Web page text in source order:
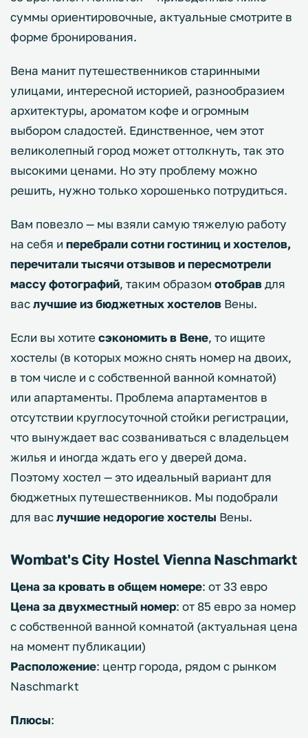
суммы ориентировочные, актуальные смотрите в
форме бронирования.
Вена манит путешественников старинными
улицами, интересной историей, разнообразием
архитектуры, ароматом кофе и огромным
выбором сладостей. Единственное, чем этот
великолепный город может оттолкнуть, так это
высокими ценами. Но эту проблему можно
решить, нужно только хорошенько потрудиться.
Вам повезло — мы взяли самую тяжелую работу
на себя и перебрали сотни гостиниц и хостелов,
перечитали тысячи отзывов и пересмотрели
массу фотографий, таким образом отобравдля
васлучшие из бюджетных хостелов Вены.
Если вы хотите сэкономить в Вене, то ищите
хостелы (в которых можно снять номер на двоих,
в том числе и с собственной ванной комнатой)
или апартаменты. Проблема апартаментов в
отсутствии круглосуточной стойки регистрации,
что вынуждает вас созваниваться с владельцем
жилья и иногда ждать его у дверей дома.
Поэтому хостел — это идеальный вариант для
бюджетных путешественников. Мы подобрали
для васлучшие недорогие хостелы Вены.
Wombat's City Hostel Vienna Naschmarkt
Цена за кровать в общем номере: от 33 евро
Цена за двухместный номер: от 85 евро за номер
с собственной ванной комнатой (актуальная цена
на момент публикации)
Расположение: центр города, рядом с рынком
Naschmarkt
Плюсы: